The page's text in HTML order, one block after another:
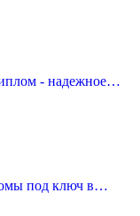
- надежное…
под ключ в…